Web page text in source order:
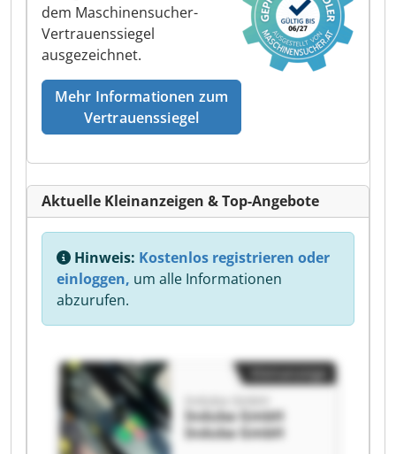
dem Maschinensucher-
Vertrauenssiegel
ausgezeichnet.
Mehr Informationen zum
Vertrauenssiegel
Aktuelle Kleinanzeigen & Top-Angebote
Hinweis: Kostenlos registrieren oder
einloggen, um alle Informationen
abzurufen.
Induba GmbH
Induba GmbH
Induba GmbH